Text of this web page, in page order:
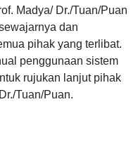
Madya/ Dr./Tuan/Puan
dan
pihak yang terlibat.
penggunaan sistem
rujukan lanjut pihak
Tuan/Puan.